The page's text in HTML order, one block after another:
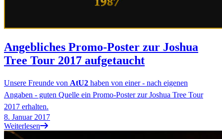
Angebliches Promo-Poster zur Joshua
Tree Tour 2017 aufgetaucht
Unsere Freunde von AtU2 haben von einer - nach eigenen
Angaben - guten Quelle ein Promo-Poster zur Joshua Tree Tour
2017 erhalten.
8. Januar 2017
Weiterlesen